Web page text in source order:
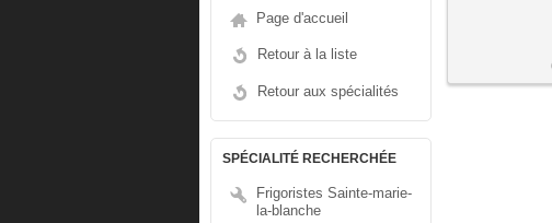
Page d'accueil
Retour à la liste
Retour aux spécialités
SPÉCIALITÉ RECHERCHÉE
Frigoristes Sainte-marie-
la-blanche